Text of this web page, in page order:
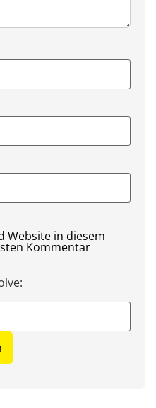
Website in diesem
Kommentar